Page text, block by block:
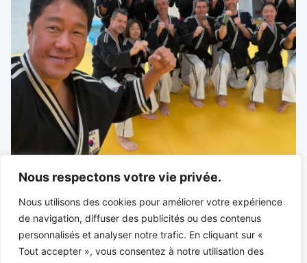
Nous respectons votre vie privée.
Nous utilisons des cookies pour améliorer votre expérience
de navigation, diffuser des publicités ou des contenus
personnalisés et analyser notre trafic. En cliquant sur «
Tout accepter », vous consentez à notre utilisation des
Suivez-nous sur